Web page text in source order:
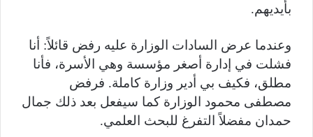
بأيديهم.
وعندما عرض السادات الوزارة عليه رفض قائلاً: أنا
فشلت في إدارة أصغر مؤسسة وهي الأسرة، فأنا
مطلق، فكيف بي أدير وزارة كاملة. فرفض
مصطفى محمود الوزارة كما سيفعل بعد ذلك جمال
حمدان مفضلاً التفرغ للبحث العلمي.